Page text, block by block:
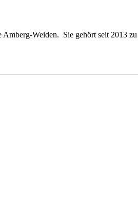
Amberg-Weiden. Sie gehört seit 2013